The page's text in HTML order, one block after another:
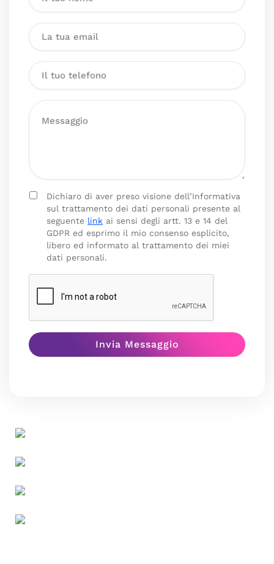
Dichiaro di aver preso visione dell’Informativa
sul trattamento dei dati personali presente al
seguente link ai sensi degli artt. 13 e 14 del
GDPR ed esprimo il mio consenso esplicito,
libero ed informato al trattamento dei miei
dati personali.